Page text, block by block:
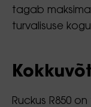
tagab
turvalisuse
Ruckus R850